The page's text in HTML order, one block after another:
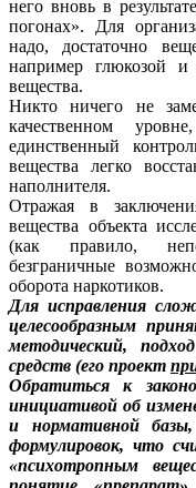
него вновь в
погонах». Для
надо, достаточно
например глюкозой
вещества.
Никто ничего не
качественном
единственный
вещества легко
наполнителя.
Отражая в
вещества объекта
(как правило,
безграничные
оборота наркотиков.
Для исправления
целесообразным
методический,
средств (его проект
Обратиться к
инициативой об
и нормативной
формулировок, что
«психотропным